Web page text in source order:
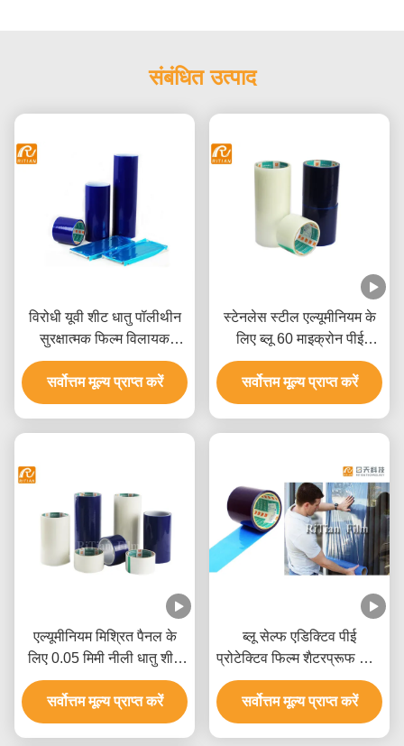
संबंधित उत्पाद
विरोधी यूवी शीट धातु पॉलीथीन
सुरक्षात्मक फिल्म विलायक
आधारित चिपकने वाला:
सर्वोत्तम मूल्य प्राप्त करें
स्टेनलेस स्टील एल्यूमीनियम के
लिए ब्लू 60 माइक्रोन पीई
सुरक्षात्मक फिल्म
सर्वोत्तम मूल्य प्राप्त करें
एल्यूमीनियम मिश्रित पैनल के
लिए 0.05 मिमी नीली धातु शीट
पीई संरक्षण फिल्म
सर्वोत्तम मूल्य प्राप्त करें
ब्लू सेल्फ एडिक्टिव पीई
प्रोटेक्टिव फिल्म शैटरप्रूफ विंडो
फिल्म
सर्वोत्तम मूल्य प्राप्त करें